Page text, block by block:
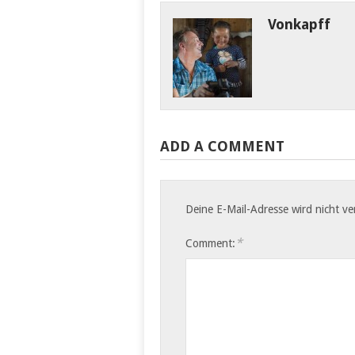
Klaus Sperling,
Exkursionen,
Sahambavy –
Ambalavao 80 Bike-
Vonkapff
ADD A COMMENT
Deine E-Mail-Adresse wird nicht
Comment: *